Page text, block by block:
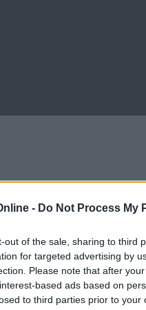
- Do Not Process My
out of the sale, sharing to third
for targeted advertising by
Please note that after
based ads based on
to third parties prior to